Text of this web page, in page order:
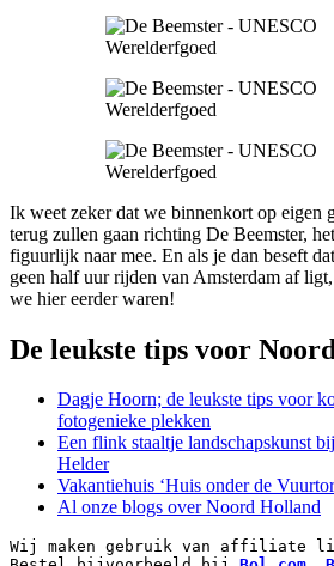
Ik weet zeker dat we binnenkort op eigen
terug zullen gaan richting De Beemster,
figuurlijk naar mee. En als je dan beseft
geen half uur rijden van Amsterdam af
we hier eerder waren!
De leukste tips voor
Dagje Hoorn; de leukste tips voor
fotogenieke plekken
Een flink staaltje landschapskunst
Helder
Vakantiehuis ‘Huis onder de
Al onze blogs over Noord Holland
Wij maken gebruik van affiliate